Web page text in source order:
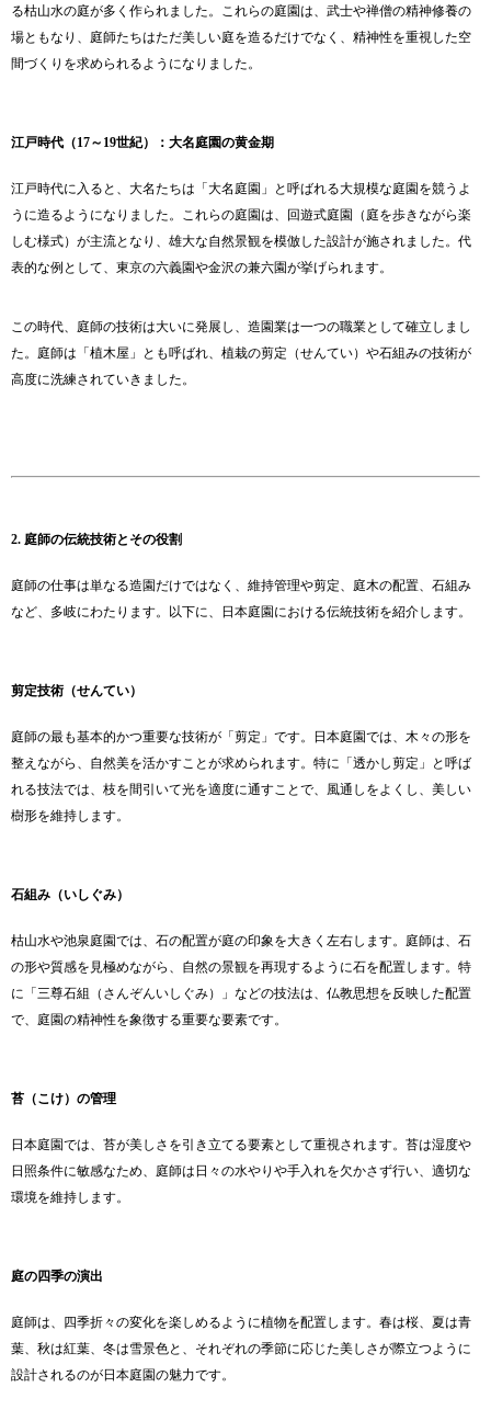
る枯山水の庭が多く作られました。これらの庭園は、武士や禅僧の精神修養の
場ともなり、庭師たちはただ美しい庭を造るだけでなく、精神性を重視した空
間づくりを求められるようになりました。
江戸時代（17～19世紀）：大名庭園の黄金期
江戸時代に入ると、大名たちは「大名庭園」と呼ばれる大規模な庭園を競うよ
うに造るようになりました。これらの庭園は、回遊式庭園（庭を歩きながら楽
しむ様式）が主流となり、雄大な自然景観を模倣した設計が施されました。代
表的な例として、東京の六義園や金沢の兼六園が挙げられます。
この時代、庭師の技術は大いに発展し、造園業は一つの職業として確立しまし
た。庭師は「植木屋」とも呼ばれ、植栽の剪定（せんてい）や石組みの技術が
高度に洗練されていきました。
2. 庭師の伝統技術とその役割
庭師の仕事は単なる造園だけではなく、維持管理や剪定、庭木の配置、石組み
など、多岐にわたります。以下に、日本庭園における伝統技術を紹介します。
剪定技術（せんてい）
庭師の最も基本的かつ重要な技術が「剪定」です。日本庭園では、木々の形を
整えながら、自然美を活かすことが求められます。特に「透かし剪定」と呼ば
れる技法では、枝を間引いて光を適度に通すことで、風通しをよくし、美しい
樹形を維持します。
石組み（いしぐみ）
枯山水や池泉庭園では、石の配置が庭の印象を大きく左右します。庭師は、石
の形や質感を見極めながら、自然の景観を再現するように石を配置します。特
に「三尊石組（さんぞんいしぐみ）」などの技法は、仏教思想を反映した配置
で、庭園の精神性を象徴する重要な要素です。
苔（こけ）の管理
日本庭園では、苔が美しさを引き立てる要素として重視されます。苔は湿度や
日照条件に敏感なため、庭師は日々の水やりや手入れを欠かさず行い、適切な
環境を維持します。
庭の四季の演出
庭師は、四季折々の変化を楽しめるように植物を配置します。春は桜、夏は青
葉、秋は紅葉、冬は雪景色と、それぞれの季節に応じた美しさが際立つように
設計されるのが日本庭園の魅力です。